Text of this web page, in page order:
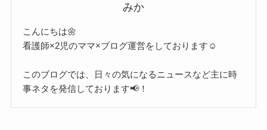
みか
こんにちは🌼
看護師×2児のママ×ブログ運営をしております☺︎
このブログでは、日々の気になるニュースなど主に時
事ネタを発信しております📢！